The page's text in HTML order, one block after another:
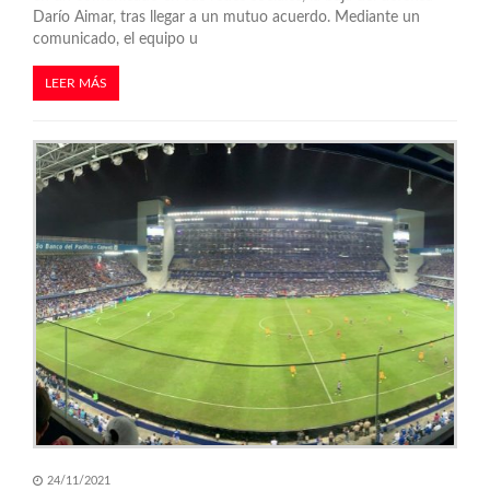
s
Darío Aimar, tras llegar a un mutuo acuerdo. Mediante un
comunicado, el equipo u
LEER MÁS
24/11/2021